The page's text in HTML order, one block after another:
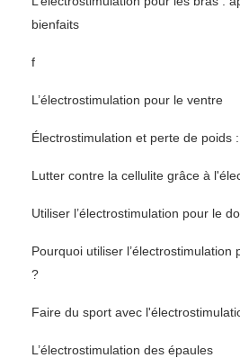
bienfaits
f
L’électrostimulation pour le ventre
Électrostimulation et perte de poids
Lutter contre la cellulite grâce à
Utiliser l’électrostimulation pour le
Pourquoi utiliser l’électrostimulation
?
Faire du sport avec
L’électrostimulation des épaules